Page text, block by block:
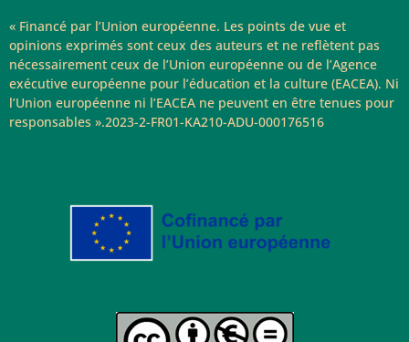
« Financé par l’Union européenne. Les points de vue et
opinions exprimés sont ceux des auteurs et ne reflètent pas
nécessairement ceux de l’Union européenne ou de l’Agence
exécutive européenne pour l’éducation et la culture (EACEA). Ni
l’Union européenne ni l’EACEA ne peuvent en être tenues pour
responsables ».2023-2-FR01-KA210-ADU-000176516